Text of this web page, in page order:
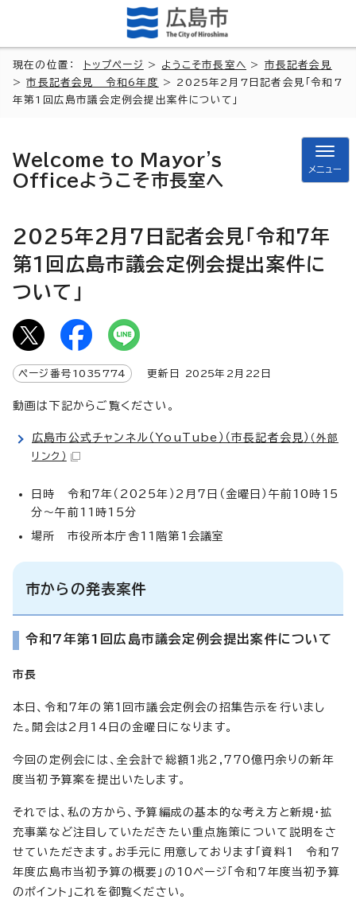
現在の位置： トップページ > ようこそ市長室へ > 市長記者会見
>市長記者会見 令和6年度
> 2025年2月7日記者会見「令和7
年第1回広島市議会定例会提出案件について」
Welcome to Mayor's
Officeようこそ市長室へ
メニュー
2025年2月7日記者会見「令和7年
第1回広島市議会定例会提出案件に
ついて」
ページ番号 1035774 更新日 2025年2月 22 日
動画は下記からご覧ください。
広島市公式チャンネル（YouTube）（市長記者会見） （外部
リンク）
日時 令和7年（2025年）2月7日（金曜日）午前10時15
分～午前11時15分
場所 市役所本庁舎11階第1会議室
市からの発表案件
令和7年第1回広島市議会定例会提出案件について
市長
本日、令和7年の第1回市議会定例会の招集告示を行いまし
た。開会は2月14日の金曜日になります。
今回の定例会には、全会計で総額1兆2,770億円余りの新年
度当初予算案を提出いたします。
それでは、私の方から、予算編成の基本的な考え方と新規・拡
充事業など注目していただきたい重点施策について説明をさ
せていただきます。お手元に用意しております「資料1 令和7
年度広島市当初予算の概要」の10ページ「令和7年度当初予算
のポイント」これを御覧ください。